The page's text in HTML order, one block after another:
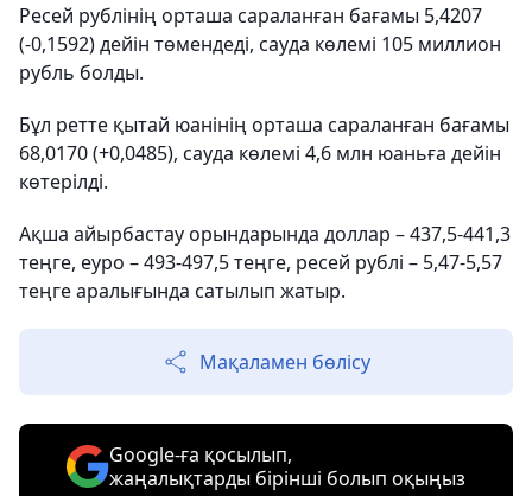
Ресей рублінің орташа сараланған бағамы 5,4207
(-0,1592) дейін төмендеді, сауда көлемі 105 миллион
рубль болды.
Бұл ретте қытай юанінің орташа сараланған бағамы
68,0170 (+0,0485), сауда көлемі 4,6 млн юаньға дейін
көтерілді.
Ақша айырбастау орындарында доллар – 437,5-441,3
теңге, еуро – 493-497,5 теңге, ресей рублі – 5,47-5,57
теңге аралығында сатылып жатыр.
Мақаламен бөлісу
Google-ға қосылып,
жаңалықтарды бірінші болып оқыңыз